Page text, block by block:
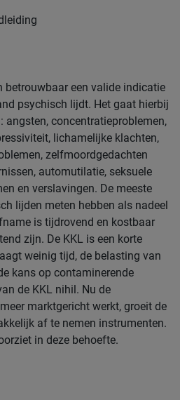
betrouwbaar een valide indicatie
psychisch lijdt. Het gaat hierbij
angsten, concentratieproblemen,
lichamelijke klachten,
zelfmoordgedachten
automutilatie, seksuele
en verslavingen. De meeste
lijden meten hebben als nadeel
is tijdrovend en kostbaar
zijn. De KKL is een korte
weinig tijd, de belasting van
kans op contaminerende
de KKL nihil. Nu de
marktgericht werkt, groeit de
af te nemen instrumenten.
in deze behoefte.